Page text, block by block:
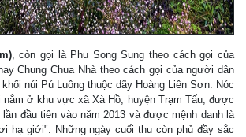
, còn gọi là Phu Song Sung theo cách gọi của
Chung Chua Nhà theo cách gọi của người dân
núi Pú Luông thuộc dãy Hoàng Liên Sơn. Nóc
nằm ở khu vực xã Xà Hồ, huyện Trạm Tấu, được
đầu tiên vào năm 2013 và được mệnh danh là
hạ giới". Những ngày cuối thu còn phủ đầy sắc